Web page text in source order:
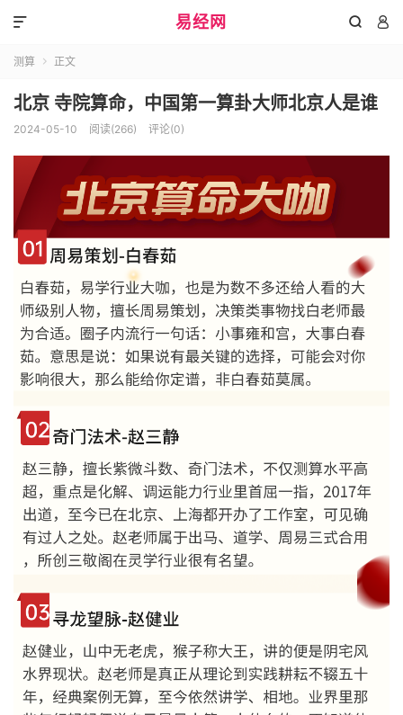
易经网  

测算  正文
北京 寺院算命，中国第一算卦大师北京人是谁
2024-05-10 阅读(266) 评论(0)